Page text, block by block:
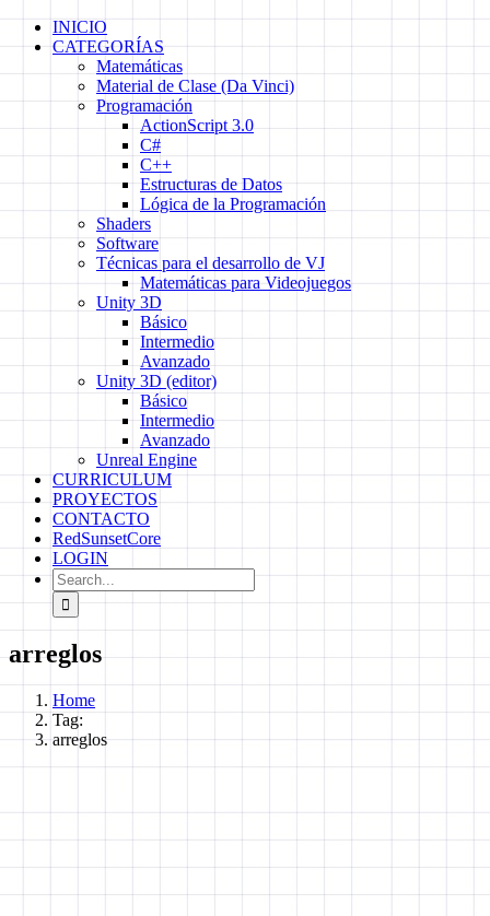
Skip
INICIO
CATEGORÍAS
Matemáticas
Material de Clase (Da Vinci)
Programación
ActionScript 3.0
C#
C++
Estructuras de Datos
Lógica de la Programación
Shaders
Software
Técnicas para el desarrollo de VJ
Matemáticas para Videojuegos
Unity 3D
Básico
Intermedio
Avanzado
Unity 3D (editor)
Básico
Intermedio
Avanzado
Unreal Engine
CURRICULUM
PROYECTOS
CONTACTO
RedSunsetCore
LOGIN
Search
for:
arreglos
Home
Tag:
arreglos